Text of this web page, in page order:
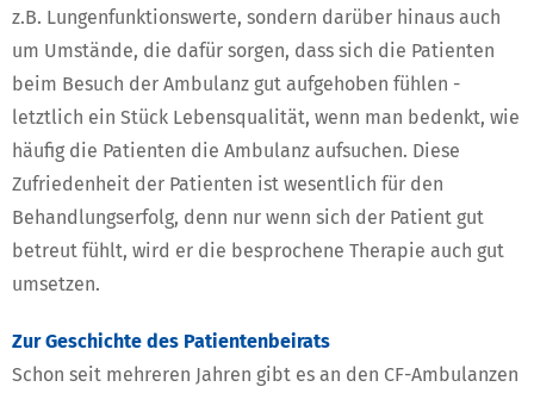
z.B. Lungenfunktionswerte, sondern darüber hinaus auch
um Umstände, die dafür sorgen, dass sich die Patienten
beim Besuch der Ambulanz gut aufgehoben fühlen -
letztlich ein Stück Lebensqualität, wenn man bedenkt, wie
häufig die Patienten die Ambulanz aufsuchen. Diese
Zufriedenheit der Patienten ist wesentlich für den
Behandlungserfolg, denn nur wenn sich der Patient gut
betreut fühlt, wird er die besprochene Therapie auch gut
umsetzen.
Zur Geschichte des Patientenbeirats
Schon seit mehreren Jahren gibt es an den CF-Ambulanzen